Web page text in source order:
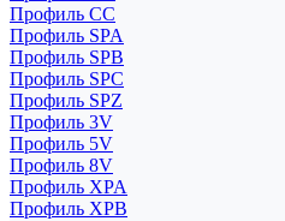
Профиль CC
Профиль SPA
Профиль SPB
Профиль SPC
Профиль SPZ
Профиль 3V
Профиль 5V
Профиль 8V
Профиль XPA
Профиль XPB